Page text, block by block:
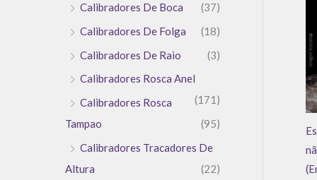
Calibradores De Boca
(37)
Calibradores De Folga
(18)
Calibradores De Raio
(3)
Calibradores Rosca Anel
(171)
Calibradores Rosca
Tampao
(95)
Calibradores Tracadores De
Altura
(22)